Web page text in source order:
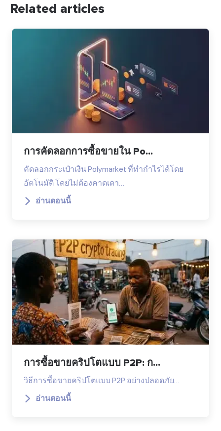
Related articles
การคัดลอกการซื้อขายใน Po...
คัดลอกกระเป๋าเงิน Polymarket ที่ทำกำไรได้โดย
อัตโนมัติ โดยไม่ต้องคาดเดา…
อ่านตอนนี้
การซื้อขายคริปโตแบบ P2P: ก...
วิธีการซื้อขายคริปโตแบบ P2P อย่างปลอดภัย…
อ่านตอนนี้